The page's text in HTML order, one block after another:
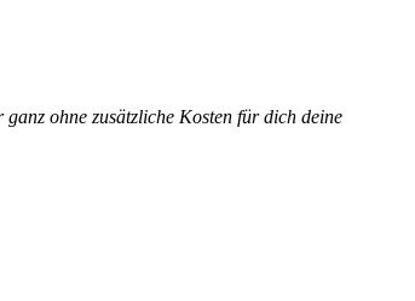
ohne zusätzliche Kosten für dich deine